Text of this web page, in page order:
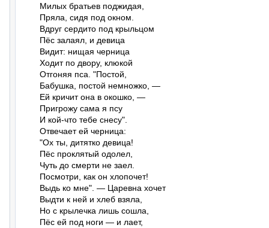
Милых братьев поджидая,
Пряла, сидя под окном.
Вдруг сердито под крыльцом
Пёс залаял, и девица
Видит: нищая черница
Ходит по двору, клюкой
Отгоняя пса. "Постой,
Бабушка, постой немножко, —
Ей кричит она в окошко, —
Пригрожу сама я псу
И кой-что тебе снесу".
Отвечает ей черница:
"Ох ты, дитятко девица!
Пёс проклятый одолел,
Чуть до смерти не заел.
Посмотри, как он хлопочет!
Выдь ко мне". — Царевна хочет
Выдти к ней и хлеб взяла,
Но с крылечка лишь сошла,
Пёс ей под ноги — и лает,